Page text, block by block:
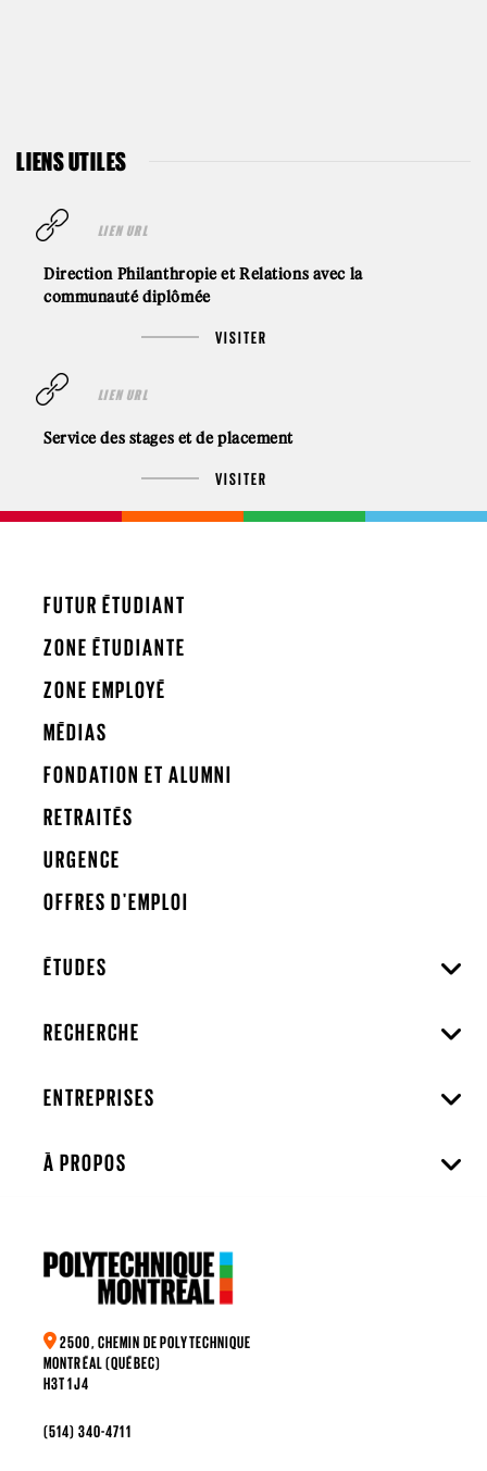
LIENS UTILES
LIEN URL
Direction Philanthropie et Relations avec la
communauté diplômée
VISITER
LIEN URL
Service des stages et de placement
VISITER
FUTUR ÉTUDIANT
ZONE ÉTUDIANTE
ZONE EMPLOYÉ
MÉDIAS
FONDATION ET ALUMNI
RETRAITÉS
URGENCE
OFFRES D'EMPLOI
ÉTUDES
RECHERCHE
ENTREPRISES
À PROPOS
2500, CHEMIN DE POLYTECHNIQUE
MONTRÉAL (QUÉBEC)
H3T 1J4
(514) 340-4711